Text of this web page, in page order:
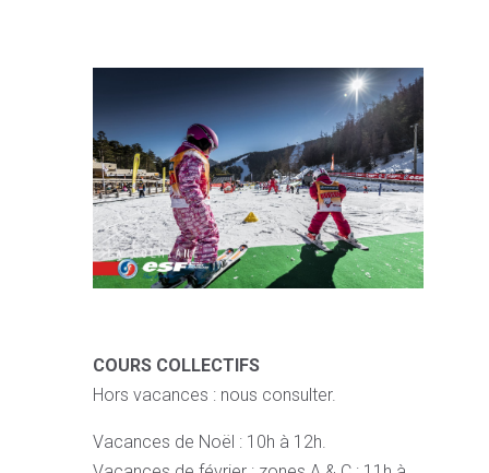
COURS COLLECTIFS
Hors vacances : nous consulter.
Vacances de Noël : 10h à 12h.